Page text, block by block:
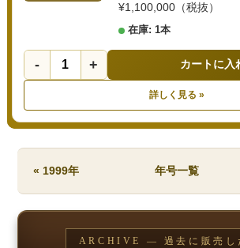
¥1,100,000（税抜）
在庫: 1本
- + カートに入
詳しく見る »
« 1999年 年号一覧
ARCHIVE — 過去に販売し